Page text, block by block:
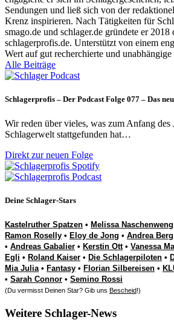
Sendungen und ließ sich von der
Krenz inspirieren. Nach Tätigkeiten für
smago.de und schlager.de gründete er 2018
schlagerprofis.de. Unterstützt von einem
Wert auf gut recherchierte und unabhängige
Alle Beiträge
Schlagerprofis – Der Podcast Folge 077 – Das
Wir reden über vieles, was zum Anfang des
Schlagerwelt stattgefunden hat…
Direkt zur neuen Folge
Deine Schlager-Stars
Kastelruther Spatzen • Melissa Naschenweng
Ramon Roselly • Eloy de Jong • Andrea Berg
• Andreas Gabalier • Kerstin Ott• Vanessa
Egli • Roland Kaiser • Die Schlagerpiloten •
Mia Julia• Fantasy • Florian Silbereisen •
• Sarah Connor • Semino Rossi
(Du vermisst Deinen Star? Gib uns Bescheid!)
Weitere Schlager-News